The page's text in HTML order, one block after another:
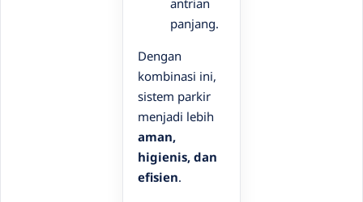
panjang.
Dengan
kombinasi ini,
sistem parkir
menjadi lebih
aman,
higienis, dan
efisien.